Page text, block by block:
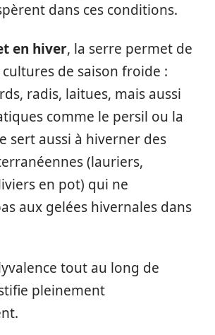
dans ces conditions.
en hiver, la serre permet de
de saison froide :
radis, laitues, mais aussi
comme le persil ou la
sert aussi à hiverner des
(lauriers,
en pot) qui ne
aux gelées hivernales dans
tout au long de
pleinement